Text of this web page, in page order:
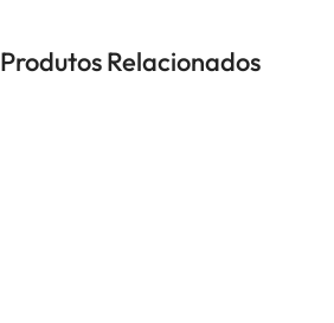
Produtos Relacionados